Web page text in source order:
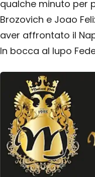
qualche minuto per
Brozovich e Joao
aver affrontato il
In bocca al lupo